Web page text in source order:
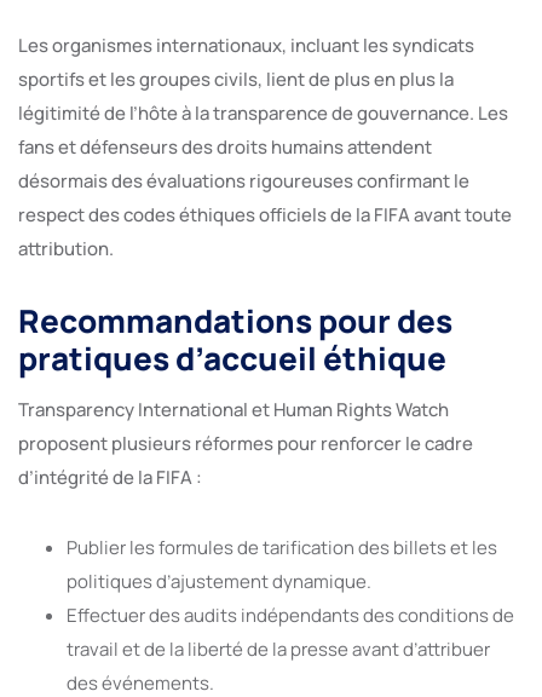
Les organismes internationaux, incluant les syndicats
sportifs et les groupes civils, lient de plus en plus la
légitimité de l’hôte à la transparence de gouvernance. Les
fans et défenseurs des droits humains attendent
désormais des évaluations rigoureuses confirmant le
respect des codes éthiques officiels de la FIFA avant toute
attribution.
Recommandations pour des
pratiques d’accueil éthique
Transparency International et Human Rights Watch
proposent plusieurs réformes pour renforcer le cadre
d’intégrité de la FIFA :
Publier les formules de tarification des billets et les
politiques d’ajustement dynamique.
Effectuer des audits indépendants des conditions de
travail et de la liberté de la presse avant d’attribuer
des événements.